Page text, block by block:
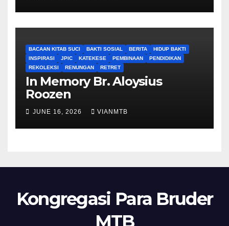
BACAAN KITAB SUCI BAKTI SOSIAL BERITA
HIDUP BAKTI
INSPIRASI
JPIC KATEKESE PEMBINAAN
PENDIDIKAN
REKOLEKSI
RENUNGAN RETRET
In Memory Br. Aloysius
Roozen
JUNE 16, 2026 VIANMTB
Kongregasi Para Bruder
MTB